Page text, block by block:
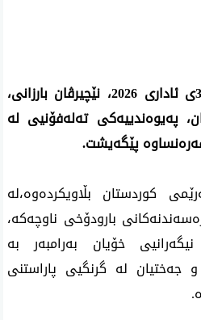
ئێوارەی ئەمڕۆ سێشەممە 3ی ئاداری 2026، نێچیرڤان بارزانی،
پەیوەندییەکی تەلەفۆنیی لە
پێگەیشت.
کوردستان بڵاویکردەوە،لە
بارودۆخی ناوچەکە،
خۆیان بەرامبەر بە
جەختیان لە گرنگیی پاراستنی